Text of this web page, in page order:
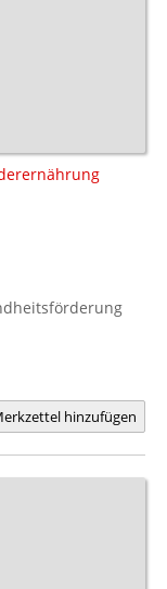
hinzufügen